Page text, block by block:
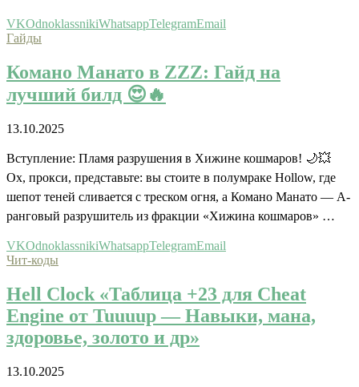
VKOdnoklassnikiWhatsappTelegramEmail
Гайды
Комано Манато в ZZZ: Гайд на
лучший билд 😍🔥
13.10.2025
Вступление: Пламя разрушения в Хижине кошмаров! 🌙💥
Ох, прокси, представьте: вы стоите в полумраке Hollow, где
шепот теней сливается с треском огня, а Комано Манато — A-
ранговый разрушитель из фракции «Хижина кошмаров» …
VKOdnoklassnikiWhatsappTelegramEmail
Чит-коды
Hell Clock «Таблица +23 для Cheat
Engine от Tuuuup — Навыки, мана,
здоровье, золото и др»
13.10.2025